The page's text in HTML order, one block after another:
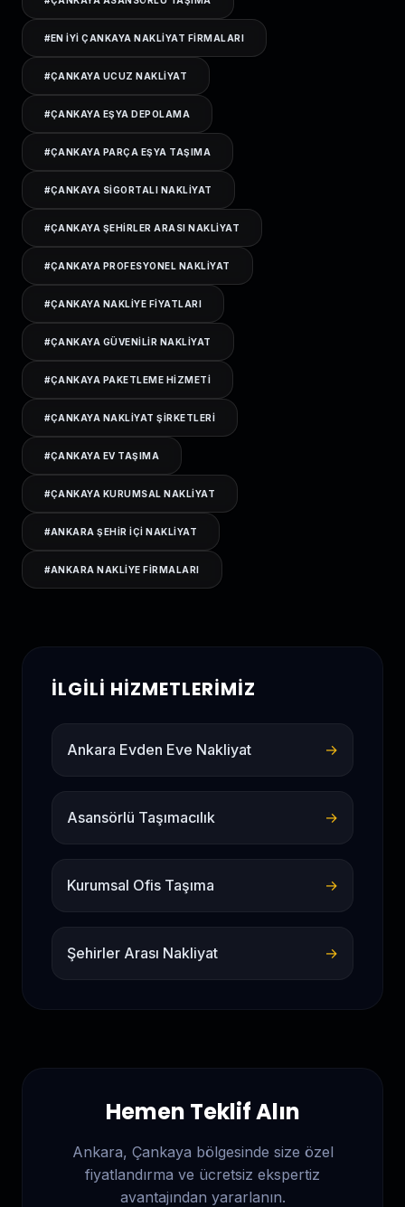
#EN IYI ÇANKAYA NAKLIYAT FIRMALARI
#ÇANKAYA UCUZ NAKLIYAT
#ÇANKAYA EŞYA DEPOLAMA
#ÇANKAYA PARÇA EŞYA TAŞIMA
#ÇANKAYA SIGORTALI NAKLIYAT
#ÇANKAYA ŞEHIRLER ARASI NAKLIYAT
#ÇANKAYA PROFESYONEL NAKLIYAT
#ÇANKAYA NAKLIYE FIYATLARI
#ÇANKAYA GÜVENILIR NAKLIYAT
#ÇANKAYA PAKETLEME HIZMETI
#ÇANKAYA NAKLIYAT ŞIRKETLERI
#ÇANKAYA EV TAŞIMA
#ÇANKAYA KURUMSAL NAKLIYAT
#ANKARA ŞEHIR IÇI NAKLIYAT
#ANKARA NAKLIYE FIRMALARI
İLGILI HIZMETLERIMIZ
Ankara Evden Eve Nakliyat →
Asansörlü Taşımacılık →
Kurumsal Ofis Taşıma →
Şehirler Arası Nakliyat →
Hemen Teklif Alın
Ankara, Çankaya bölgesinde size özel
fiyatlandırma ve ücretsiz ekspertiz
avantajından yararlanın.